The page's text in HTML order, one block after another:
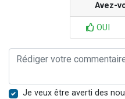
Avez-
OUI
Je veux être averti des